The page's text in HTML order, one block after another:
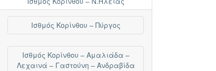
Ισθμός Κορίνθου – Πύργος
Ισθμός Κορίνθου – Αμαλιάδα –
Λεχαινά – Γαστούνη – Ανδραβίδα